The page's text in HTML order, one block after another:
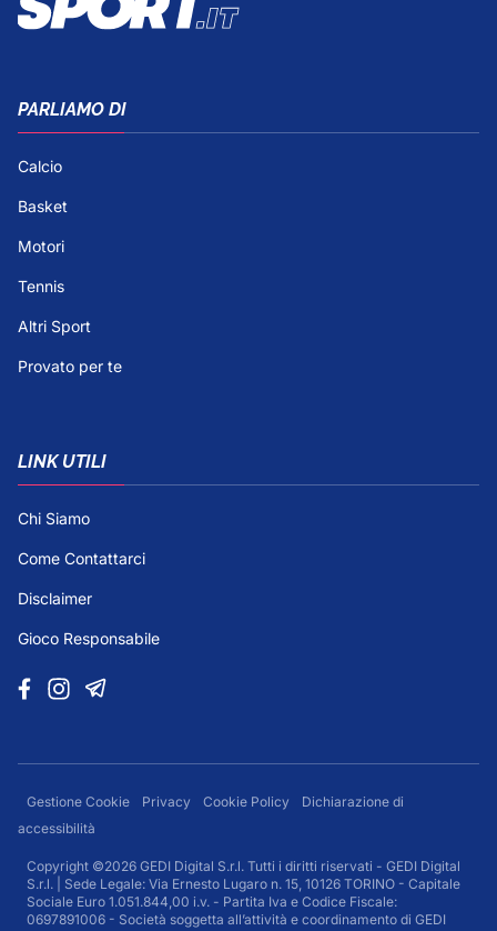
PARLIAMO DI
Calcio
Basket
Motori
Tennis
Altri Sport
Provato per te
LINK UTILI
Chi Siamo
Come Contattarci
Disclaimer
Gioco Responsabile
Gestione Cookie Privacy Cookie Policy
Dichiarazione di
accessibilità
Copyright ©2026 GEDI Digital S.r.l. Tutti i diritti riservati - GEDI Digital
S.r.l. | Sede Legale: Via Ernesto Lugaro n. 15, 10126 TORINO - Capitale
Sociale Euro 1.051.844,00 i.v. - Partita Iva e Codice Fiscale:
0697891006 - Società soggetta all’attività e coordinamento di GEDI